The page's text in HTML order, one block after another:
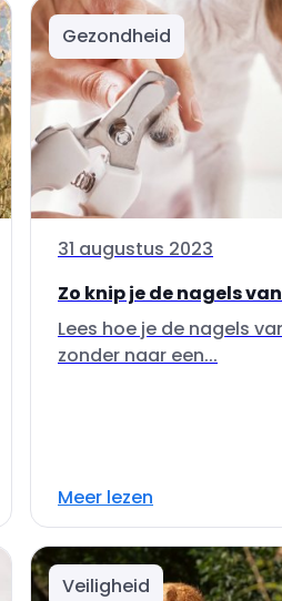
Gezondheid
31 augustus 2023
Zo knip je de nagels
Lees hoe je de nagels
zonder naar een...
Meer lezen
Veiligheid